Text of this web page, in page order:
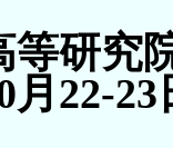
等研究
月22-23